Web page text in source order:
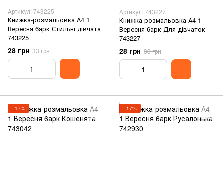
Артикул: 743225
Книжка-розмальовка А4 1
Вересня 6арк Стильні дівчата
743225
28 грн 33 грн
Артикул: 743227
Книжка-розмальовка А4 1
Вересня 6арк Для дівчаток
743227
28 грн 33 грн
−17% −17%